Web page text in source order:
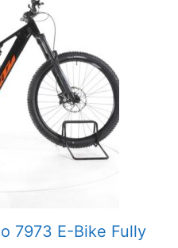
7973 E-Bike Fully